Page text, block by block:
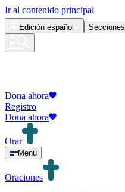
Ir al contenido principal
Edición español Secciones
Dona ahora
Registro
Dona ahora
Orar
Menú
Oraciones